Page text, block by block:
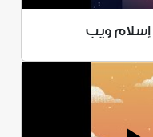
إسلام ويب